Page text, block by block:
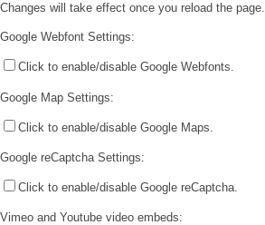
Changes will take effect once you reload the page.
Google Webfont Settings:
Click to enable/disable Google Webfonts.
Google Map Settings:
Click to enable/disable Google Maps.
Google reCaptcha Settings:
Click to enable/disable Google reCaptcha.
Vimeo and Youtube video embeds: